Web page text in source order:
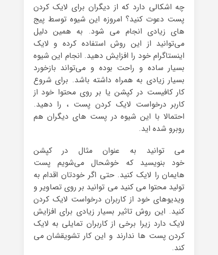
چه اشکالی دارد که از دیگران برای لایک کردن
پست دعوت کنید؟ امروزه این شیوه توسط پیج
های زیادی انجام می شود. به همین دلیل
می‌توانید از این روش استفاده کرده و لایک
اینستاگرام خود را افزایش دهید. انجام این شیوه
بسیار ساده و راحت بوده و می‌تواند بازخورد
بسیار زیادی به همراه داشته باشد. برای شروع
کار کافیست در کپشن یا بر روی محتوا خود از
کاربر درخواست لایک کردن پست ، را دهید.
احتمالا با این شیوه در پست های دیگران هم
روبرو شده اید.
می توانید به عنوان مثال در کپشن
خود بنویسید که خوشحال می‌شویم پست
هایمان را لایک کنید. حتی اگر خودتان اقدام به
تولید محتوا می کنید می توانید بر روی تصاویر و
ویدیوهای خود از کاربران درخواست لایک کردن
کنید. این روش تاثیر بسیار زیادی برای افزایش
لایک دارد زیرا برخی از کاربران تمایلی به لایک
کردن پست ها ندارند و این کار تشویقشان می
کند.